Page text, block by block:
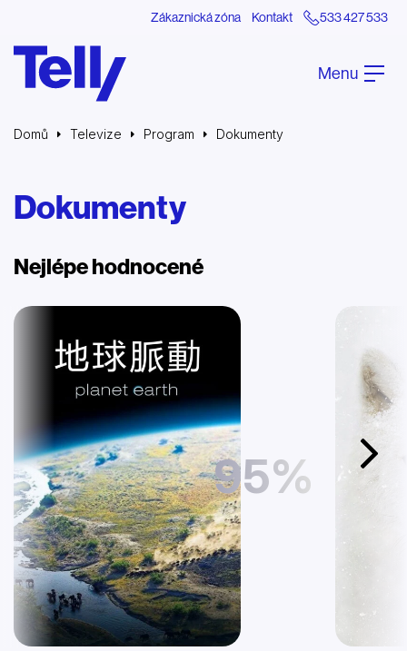
Zákaznická zóna Kontakt 533 427 533
Menu
Domů Televize Program Dokumenty
Dokumenty
Nejlépe hodnocené
Další
95%